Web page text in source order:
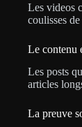
Les videos
coulisses
Le contenu
Les posts
articles
La preuve